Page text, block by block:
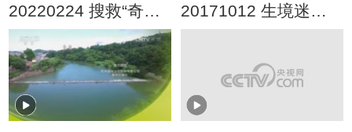
20220224 搜救“奇
兵”（二）
20171012 生境迷踪·
武陵谜影（下）